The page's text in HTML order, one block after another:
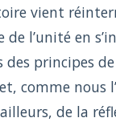
vient
l’unité en
principes
comme nous
de la